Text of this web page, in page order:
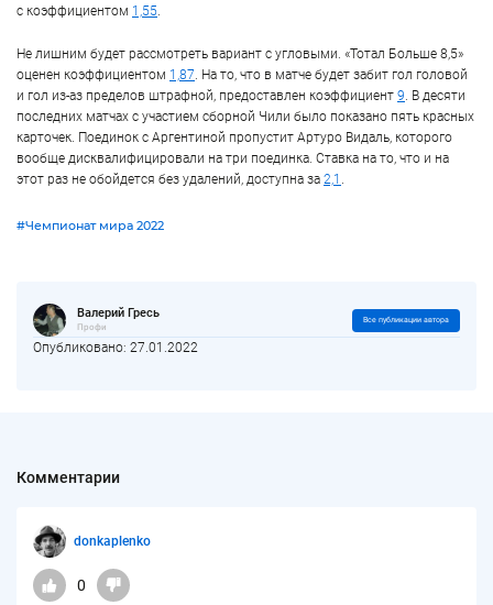
с коэффициентом 1,55.
Не лишним будет рассмотреть вариант с угловыми. «Тотал Больше 8,5»
оценен коэффициентом 1,87. На то, что в матче будет забит гол головой
и гол из-аз пределов штрафной, предоставлен коэффициент 9. В десяти
последних матчах с участием сборной Чили было показано пять красных
карточек. Поединок с Аргентиной пропустит Артуро Видаль, которого
вообще дисквалифицировали на три поединка. Ставка на то, что и на
этот раз не обойдется без удалений, доступна за 2,1 .
#Чемпионат мира 2022
Валерий Гресь
Профи
Все публикации автора
Опубликовано: 27.01.2022
Комментарии
donkaplenko
0